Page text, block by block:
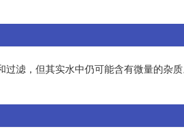
滤，但其实水中仍可能含有微量的杂